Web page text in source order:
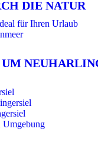
DIE NATUR
für Ihren Urlaub
Umgebung